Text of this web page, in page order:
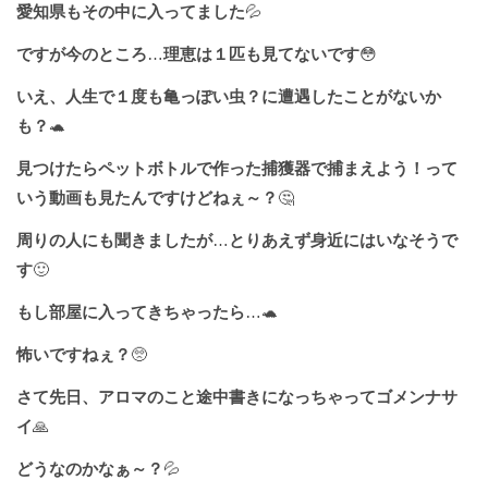
愛知県もその中に入ってました💦
ですが今のところ…理恵は１匹も見てないです😳
いえ、人生で１度も亀っぽい虫？に遭遇したことがないか
も？ 🐢
見つけたらペットボトルで作った捕獲器で捕まえよう！って
いう動画も見たんですけどねぇ～？ 🤔
周りの人にも聞きましたが… とりあえず身近にはいなそうで
す🙂
もし部屋に入ってきちゃったら…🐢
怖いですねぇ？ 🥺
さて先日、アロマのこと途中書きになっちゃってゴメンナサ
イ🙏
どうなのかなぁ～？ 💦